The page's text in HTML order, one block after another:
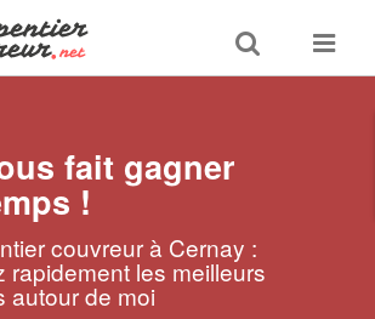
Toggle
search
Toggle
fait gagner
!
couvreur à Cernay :
rapidement les meilleurs
autour de moi